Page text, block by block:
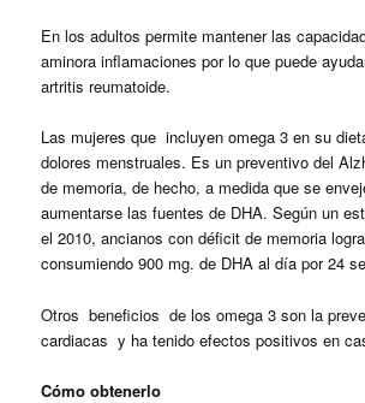
En los adultos permite mantener las
aminora inflamaciones por lo que puede
artritis reumatoide.
Las mujeres que incluyen omega 3 en su
dolores menstruales. Es un preventivo del
de memoria, de hecho, a medida que se
aumentarse las fuentes de DHA. Según un
el 2010, ancianos con déficit de memoria
consumiendo 900 mg. de DHA al día por 24
Otros beneficios de los omega 3 son la
cardiacas y ha tenido efectos positivos en
Cómo obtenerlo